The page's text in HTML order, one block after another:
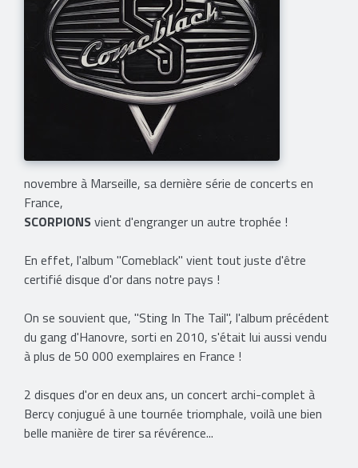
novembre à Marseille, sa dernière série de concerts en
France,
SCORPIONSvient d'engranger un autre trophée !
En effet, l'album "Comeblack" vient tout juste d'être
certifié disque d'or dans notre pays !
On se souvient que, "Sting In The Tail", l'album précédent
du gang d'Hanovre, sorti en 2010, s'était lui aussi vendu
à plus de 50 000 exemplaires en France !
2 disques d'or en deux ans, un concert archi-complet à
Bercy conjugué à une tournée triomphale, voilà une bien
belle manière de tirer sa révérence...